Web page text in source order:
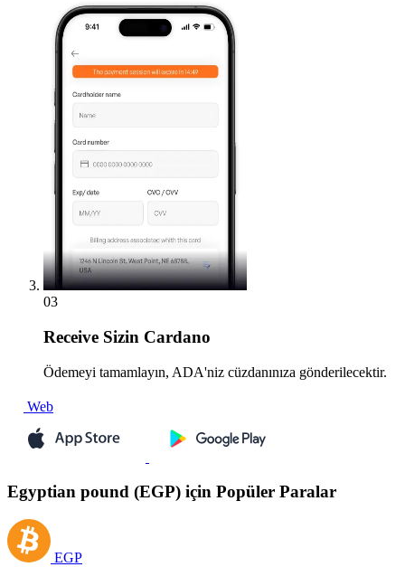
03
Receive Sizin Cardano
Ödemeyi tamamlayın, ADA'niz cüzdanınıza gönderilecektir.
Web
Egyptian pound (EGP) için Popüler Paralar
EGP